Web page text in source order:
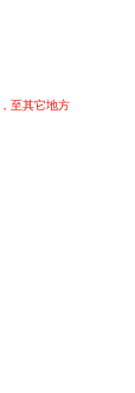
至其它地方